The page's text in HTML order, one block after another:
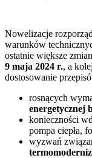
Nowelizacje
warunków
ostatnie większe
9 maja 2024 r., a
dostosowanie
rosnących
energetycznej
konieczności
pompa ciepła,
wyzwań